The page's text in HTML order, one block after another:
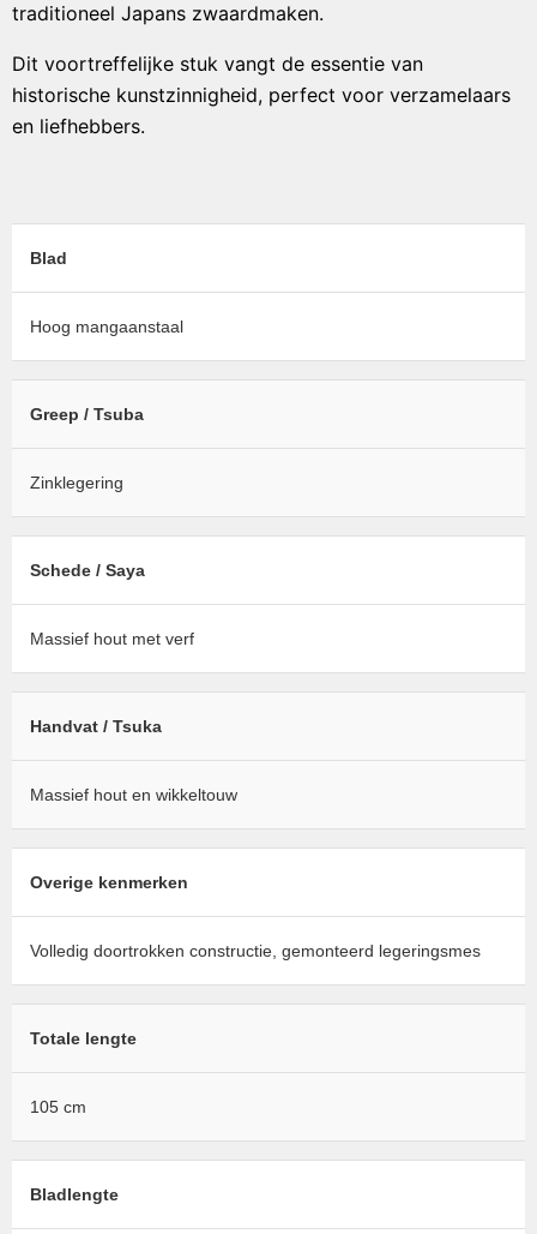
traditioneel Japans zwaardmaken.
Dit voortreffelijke stuk vangt de essentie van
historische kunstzinnigheid, perfect voor verzamelaars
en liefhebbers.
Blad
Hoog mangaanstaal
Greep / Tsuba
Zinklegering
Schede / Saya
Massief hout met verf
Handvat / Tsuka
Massief hout en wikkeltouw
Overige kenmerken
Volledig doortrokken constructie, gemonteerd legeringsmes
Totale lengte
105 cm
Bladlengte